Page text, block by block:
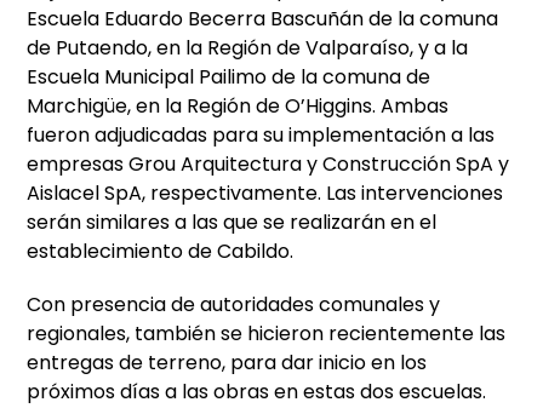
Escuela Eduardo Becerra Bascuñán de la comuna
de Putaendo, en la Región de Valparaíso, y a la
Escuela Municipal Pailimo de la comuna de
Marchigüe, en la Región de O’Higgins. Ambas
fueron adjudicadas para su implementación a las
empresas Grou Arquitectura y Construcción SpA y
Aislacel SpA, respectivamente. Las intervenciones
serán similares a las que se realizarán en el
establecimiento de Cabildo.
Con presencia de autoridades comunales y
regionales, también se hicieron recientemente las
entregas de terreno, para dar inicio en los
próximos días a las obras en estas dos escuelas.